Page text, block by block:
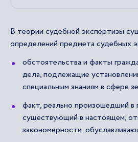
В теории судебной экспертизы
определений предмета судебных
обстоятельства и факты
дела, подлежащие
специальным знаниям в сфере
факт, реально произошедший
существующий в настоящем,
закономерности,